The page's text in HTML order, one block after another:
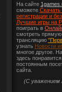
На сайте
сможете Скачать
регистрации и
Лучшие игры на
поиграть в
смотреть прямую
трансляцию
узнать Новости
многое другое.
здесь
постоянным
сайта.
(С уважением